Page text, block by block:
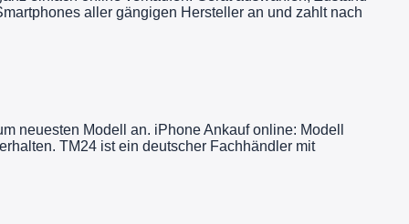
aller gängigen Hersteller an und zahlt nach
neuesten Modell an. iPhone Ankauf online: Modell
TM24 ist ein deutscher Fachhändler mit